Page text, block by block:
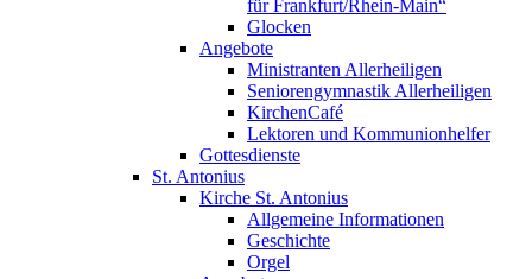
für Frankfurt/Rhein-Main“
Glocken
Angebote
Ministranten Allerheiligen
Seniorengymnastik Allerheiligen
KirchenCafé
Lektoren und Kommunionhelfer
Gottesdienste
St. Antonius
Kirche St. Antonius
Allgemeine Informationen
Geschichte
Orgel